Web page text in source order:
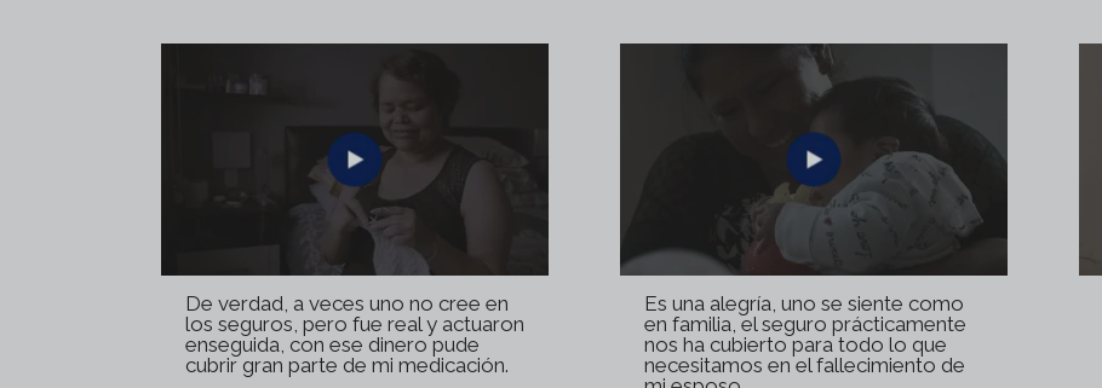
De verdad, a veces uno no cree en
los seguros, pero fue real y actuaron
enseguida, con ese dinero pude
cubrir gran parte de mi medicación.
Es una alegría, uno se siente como
en familia, el seguro prácticamente
nos ha cubierto para todo lo que
necesitamos en el fallecimiento de